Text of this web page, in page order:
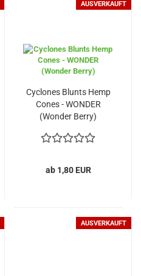
AUSVERKAUFT
Cyclones Blunts Hemp
Cones - WONDER
(Wonder Berry)
ab 1,80 EUR
AUSVERKAUFT